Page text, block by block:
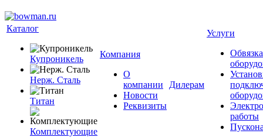
Каталог
Купроникель
Нерж. Сталь
Титан
Комплектующие
Компания
О
компании
Новости
Реквизиты
Дилерам
Услуги
работы